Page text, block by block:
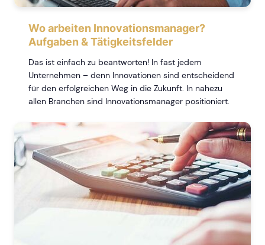
Wo arbeiten Innovationsmanager?
Aufgaben & Tätigkeitsfelder
Das ist einfach zu beantworten! In fast jedem
Unternehmen – denn Innovationen sind entscheidend
für den erfolgreichen Weg in die Zukunft. In nahezu
allen Branchen sind Innovationsmanager positioniert.